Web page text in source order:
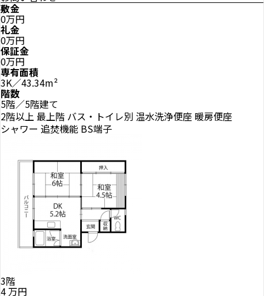
敷金
0万円
礼金
0万円
保証金
0万円
専有面積
3K／43.34m²
階数
5階／5階建て
2階以上 最上階 バス・トイレ別 温水洗浄便座 暖房便座
シャワー 追焚機能 BS端子
3階
4万円